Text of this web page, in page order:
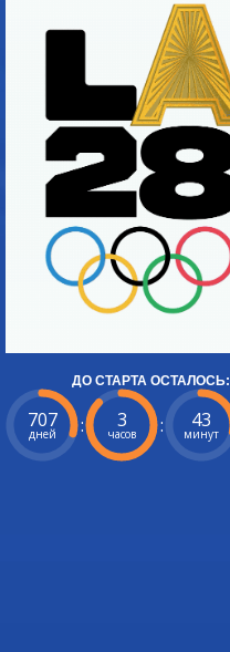
ДО СТАРТА ОСТАЛОСЬ:
707
дней : 3
часов : 43
минут